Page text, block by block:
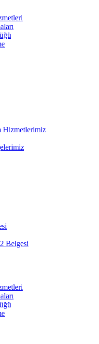
Hizmetlerimiz
Belgesi